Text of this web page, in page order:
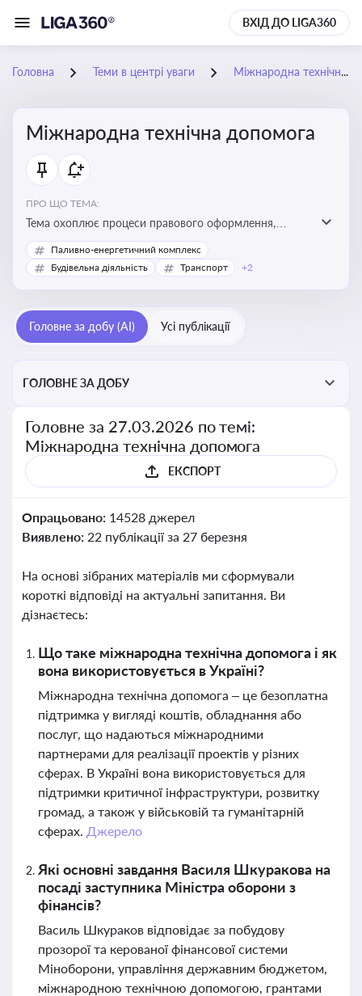
ВХІД ДО LIGA360
Головна Теми в центрі уваги Міжнародна технічна допомога
Міжнародна технічна допомога
ПРО ЩО ТЕМА:
Тема охоплює процеси правового оформлення,
адміністрування і контролю технічної допомоги, що
надається Україні з-за кордону, і є критично
Паливно-енергетичний комплекс
Будівельна діяльність
Транспорт +2
Головне за добу (AI) Усі публікації
ГОЛОВНЕ ЗА ДОБУ
Головне за 27.03.2026 по темі:
Міжнародна технічна допомога
ЕКСПОРТ
Опрацьовано: 14528 джерел
Виявлено: 22 публікації за 27 березня
На основі зібраних матеріалів ми сформували
короткі відповіді на актуальні запитання. Ви
дізнаєтесь:
Що таке міжнародна технічна допомога і як
вона використовується в Україні?
Міжнародна технічна допомога – це безоплатна
підтримка у вигляді коштів, обладнання або
послуг, що надаються міжнародними
партнерами для реалізації проектів у різних
сферах. В Україні вона використовується для
підтримки критичної інфраструктури, розвитку
громад, а також у військовій та гуманітарній
сферах. Джерело
Які основні завдання Василя Шкуракова на
посаді заступника Міністра оборони з
фінансів?
Василь Шкураков відповідає за побудову
прозорої та керованої фінансової системи
Міноборони, управління державним бюджетом,
міжнародною технічною допомогою, грантами